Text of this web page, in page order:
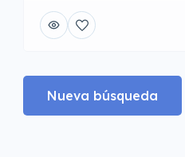
Nueva búsqueda